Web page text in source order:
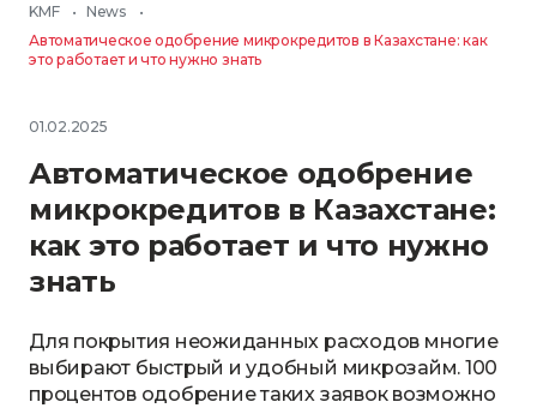
KMF • News
•
Автоматическое одобрение микрокредитов в Казахстане: как
это работает и что нужно знать
01.02.2025
Автоматическое одобрение
микрокредитов в Казахстане:
как это работает и что нужно
знать
Для покрытия неожиданных расходов многие
выбирают быстрый и удобный микрозайм. 100
процентов одобрение таких заявок возможно